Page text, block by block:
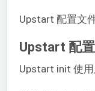
Upstart 配置文
Upstart 配
Upstart init 使